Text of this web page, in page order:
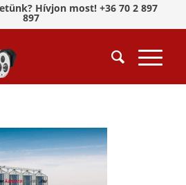
Hívjon most! +36 70 2 897
897